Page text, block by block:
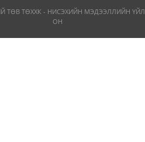
ТӨВ ТӨХХК - НИСЭХИЙН МЭДЭЭЛЛИЙН
ОН